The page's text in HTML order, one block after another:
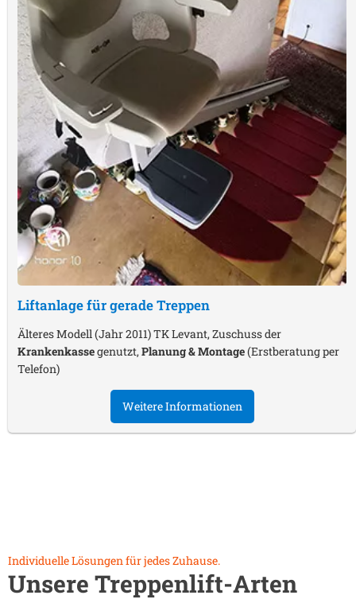
Liftanlage für gerade Treppen
Älteres Modell (Jahr 2011) TK Levant, Zuschuss der
Krankenkassegenutzt,Planung & Montage(Erstberatung per
Telefon)
Weitere Informationen
Individuelle Lösungen für jedes Zuhause.
Unsere Treppenlift-Arten